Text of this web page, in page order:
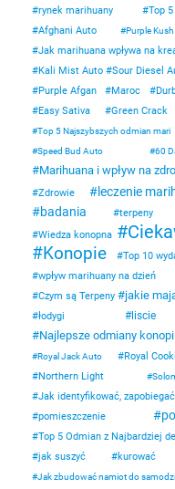
rynek marihuany Top
Afghani Auto Purple
Jak marihuana wpływa na
Kali Mist Auto Sour Diesel
Purple Afgan
Maroc
Easy Sativa
Green Crack
Top 5 Najszybszych odmian mari
Speed Bud Auto 60
Marihuana i wpływ na
Zdrowie
leczenie
badania terpeny
Wiedza konopna
Konopie Top 10
wpływ marihuany na dzień
Czym są Terpeny jakie
łodygi
liscie
Najlepsze odmiany konopi
Royal Jack Auto
Royal
Northern Light
Jak identyfikować, zapobiegać
pomieszczenie
Top 5 Odmian z Najbardziej del
jak suszyć kurować
Jak zbudować namiot do samodzi